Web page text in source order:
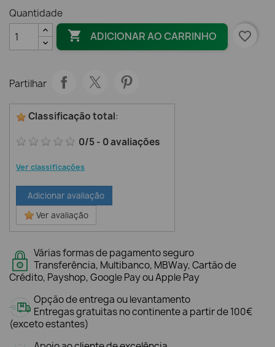
Quantidade
 ADICIONAR AO CARRINHO favorite_border
Partilhar
Classificação total:
0/5- 0avaliações
Ver classificações
Adicionar avaliação
Ver avaliação
Várias formas de pagamento seguro
Transferência, Multibanco, MBWay, Cartão de
Crédito, Payshop, Google Pay ou Apple Pay
Opção de entrega ou levantamento
Entregas gratuitas no continente a partir de 100€
(exceto estantes)